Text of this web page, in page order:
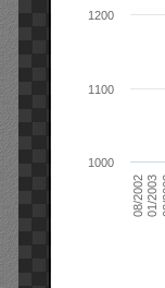
08/200201/2003
1100
1200
1000